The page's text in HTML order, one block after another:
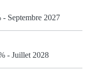
Septembre 2027
- Juillet 2028